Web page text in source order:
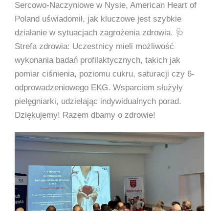
Sercowo-Naczyniowe w Nysie, American Heart of
Poland uświadomił, jak kluczowe jest szybkie
działanie w sytuacjach zagrożenia zdrowia. 🩺
Strefa zdrowia: Uczestnicy mieli możliwość
wykonania badań profilaktycznych, takich jak
pomiar ciśnienia, poziomu cukru, saturacji czy 6-
odprowadzeniowego EKG. Wsparciem służyły
pielęgniarki, udzielając indywidualnych porad.
Dziękujemy! Razem dbamy o zdrowie!